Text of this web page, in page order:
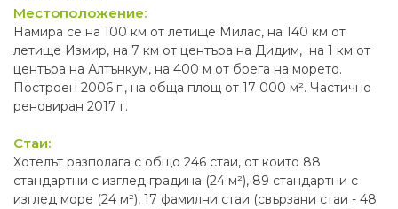
Местоположение:
Hамира се на 100 км от летище Милас, на 140 км от
летище Измир, на 7 км от центъра на Дидим, на 1 км от
центъра на Алтънкум, на 400 м от брега на морето.
Построен 2006 г., на обща площ от 17 000 м². Частично
реновиран 2017 г.
Стаи:
Хотелът разполага с общо 246 стаи, от които 88
стандартни с изглед градина (24 м²), 89 стандартни с
изглед море (24 м²), 17 фамилни стаи (свързани стаи - 48